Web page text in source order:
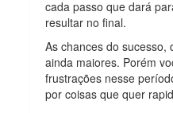
cada passo que dará
resultar no final.
As chances do sucesso,
ainda maiores. Porém
frustrações nesse
por coisas que quer